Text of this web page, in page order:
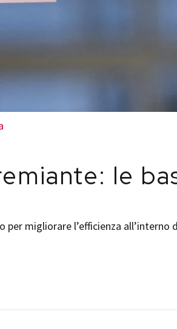
le
migliorare l’efficienza